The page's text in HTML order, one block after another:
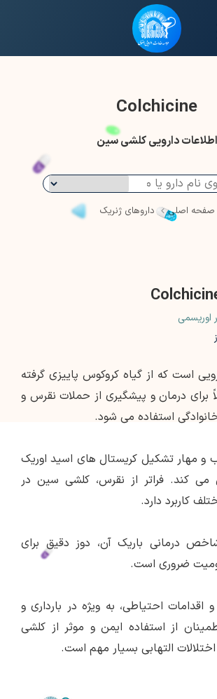
Colchicine
اطلاعات دارویی کلشی سین
صفحه اصلی داروهای ژنریک
اوریسمی
است که از گیاه کروکوس پاییزی گرفته
برای درمان و پیشگیری از حملات نقرس و
استفاده می شود.
و مهار تشکیل کریستال های اسید اوریک
کند. فراتر از نقرس، کلشی سین در
کاربرد دارد.
درمانی باریک آن، دوز دقیق برای
ضروری است.
اقدامات احتیاطی، به ویژه در بارداری و
از استفاده ایمن و موثر از کلشی
التهابی بسیار مهم است.